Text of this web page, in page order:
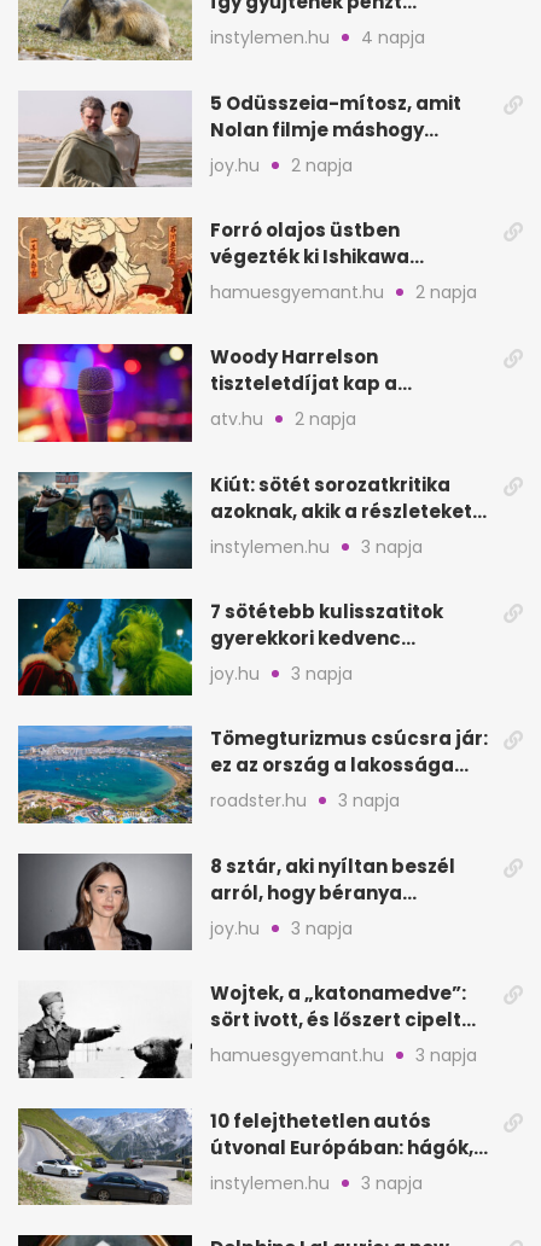
amerikai kutatók
instylemen.hu 4 napja
5 Odüsszeia-mítosz, amit
Nolan filmje máshogy
mutat, mint Homérosz
joy.hu 2 napja
Forró olajos üstben
végezték ki Ishikawa
Goemont, Japán Robin
Hoodját
hamuesgyemant.hu 2 napja
Woody Harrelson
tiszteletdíjat kap a
Szarajevói Filmfesztiválon
atv.hu 2 napja
Kiút: sötét sorozatkritika
azoknak, akik a részleteket
keresik
instylemen.hu 3 napja
7 sötétebb kulisszatitok
gyerekkori kedvenc
filmjeinkről a Joy szerint
joy.hu 3 napja
Tömegturizmus csúcsra jár:
ez az ország a lakossága
kétszeresét fogadja
roadster.hu 3 napja
8 sztár, aki nyíltan beszél
arról, hogy béranya
segítette a családalapítást
joy.hu 3 napja
Wojtek, a „katonamedve”:
sört ivott, és lőszert cipelt
Monte Cassinónál
hamuesgyemant.hu 3 napja
10 felejthetetlen autós
útvonal Európában: hágók,
partok, fjordok
instylemen.hu 3 napja